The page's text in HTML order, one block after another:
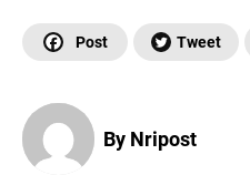
By Nripost